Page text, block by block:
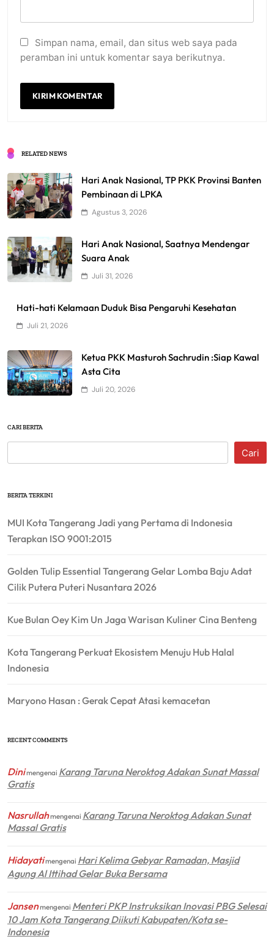
Simpan nama, email, dan situs web saya pada
peramban ini untuk komentar saya berikutnya.
RELATED NEWS
Hari Anak Nasional, TP PKK Provinsi Banten
Pembinaan di LPKA
Agustus 3, 2026
Hari Anak Nasional, Saatnya Mendengar
Suara Anak
Juli 31, 2026
Hati-hati Kelamaan Duduk Bisa Pengaruhi Kesehatan
Juli 21, 2026
Ketua PKK Masturoh Sachrudin :Siap Kawal
Asta Cita
Juli 20, 2026
CARI BERITA
Cari
BERITA TERKINI
MUI Kota Tangerang Jadi yang Pertama di Indonesia
Terapkan ISO 9001:2015
Golden Tulip Essential Tangerang Gelar Lomba Baju Adat
Cilik Putera Puteri Nusantara 2026
Kue Bulan Oey Kim Un Jaga Warisan Kuliner Cina Benteng
Kota Tangerang Perkuat Ekosistem Menuju Hub Halal
Indonesia
Maryono Hasan : Gerak Cepat Atasi kemacetan
RECENT COMMENTS
Dinimengenai Karang Taruna Neroktog Adakan Sunat Massal
Gratis
Nasrullahmengenai Karang Taruna Neroktog Adakan Sunat
Massal Gratis
Hidayatimengenai Hari Kelima Gebyar Ramadan, Masjid
Agung Al Ittihad Gelar Buka Bersama
Jansenmengenai Menteri PKP Instruksikan Inovasi PBG Selesai
10 Jam Kota Tangerang Diikuti Kabupaten/Kota se-
Indonesia